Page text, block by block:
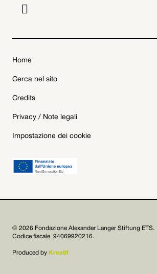

Home
Cerca nel sito
Credits
Privacy / Note legali
Impostazione dei cookie
© 2026 Fondazione Alexander Langer Stiftung ETS.
Codice fiscale 94069920216.
Produced by Kreatif